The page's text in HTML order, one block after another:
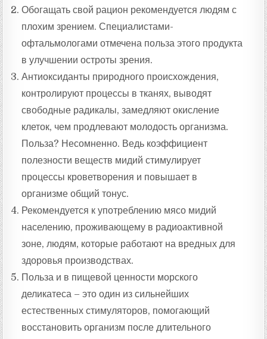
Обогащать свой рацион рекомендуется людям с
плохим зрением. Специалистами-
офтальмологами отмечена польза этого продукта
в улучшении остроты зрения.
Антиоксиданты природного происхождения,
контролируют процессы в тканях, выводят
свободные радикалы, замедляют окисление
клеток, чем продлевают молодость организма.
Польза? Несомненно. Ведь коэффициент
полезности веществ мидий стимулирует
процессы кроветворения и повышает в
организме общий тонус.
Рекомендуется к употреблению мясо мидий
населению, проживающему в радиоактивной
зоне, людям, которые работают на вредных для
здоровья производствах.
Польза и в пищевой ценности морского
деликатеса – это один из сильнейших
естественных стимуляторов, помогающий
восстановить организм после длительного